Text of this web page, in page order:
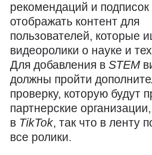
рекомендаций и подписок
отображать контент для
пользователей, которые
видеоролики о науке и
Для добавления в STEM
должны пройти
проверку, которую будут
партнерские
в TikTok, так что в ленту
все ролики.